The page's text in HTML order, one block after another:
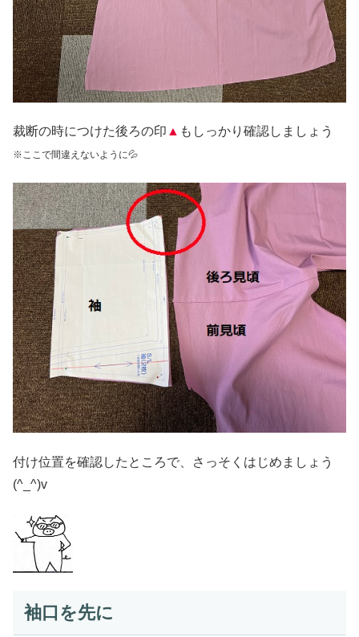
裁断の時につけた後ろの印 ▲ もしっかり確認しましょう
※ここで間違えないように💦
付け位置を確認したところで、さっそくはじめましょう
(^_^)v
袖口を先に